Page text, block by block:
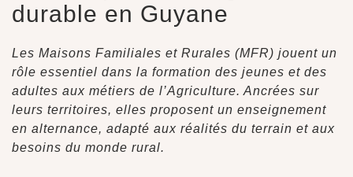
durable en Guyane
Les Maisons Familiales et Rurales (MFR) jouent un
rôle essentiel dans la formation des jeunes et des
adultes aux métiers de l’Agriculture. Ancrées sur
leurs territoires, elles proposent un enseignement
en alternance, adapté aux réalités du terrain et aux
besoins du monde rural.